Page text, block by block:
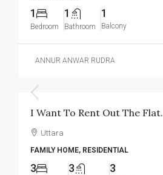
1
Bedroom
1
Bathroom
1
Balcony
ANNUR ANWAR RUDRA
I Want To Rent Out The Flat.
Uttara
FAMILY HOME, RESIDENTIAL
3 3 3